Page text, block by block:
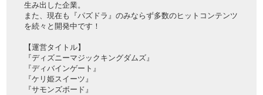
生み出した企業。
また、現在も『パズドラ』のみならず多数のヒットコンテンツ
を続々と開発中です！
【運営タイトル】
『ディズニーマジックキングダムズ』
『ディバインゲート』
『ケリ姫スイーツ』
『サモンズボード』